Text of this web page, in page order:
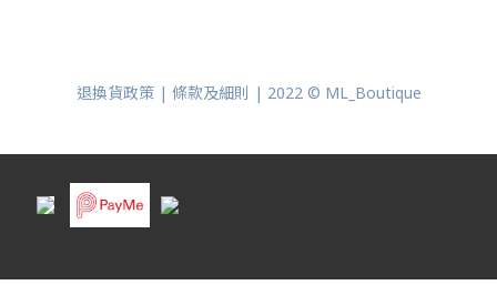
退換貨政策 | 條款及細則 | 2022 © ML_Boutique